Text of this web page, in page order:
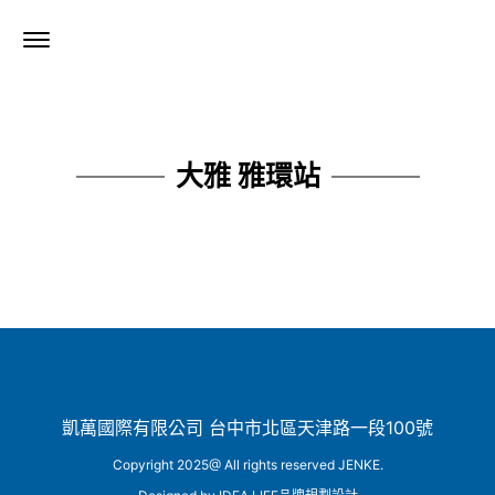
大雅 雅環站
凱萬國際有限公司 台中市北區天津路一段100號
Copyright 2025@ All rights reserved JENKE.